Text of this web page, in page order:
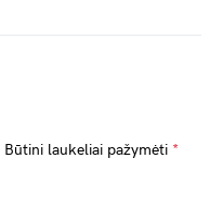
Būtini laukeliai pažymėti *